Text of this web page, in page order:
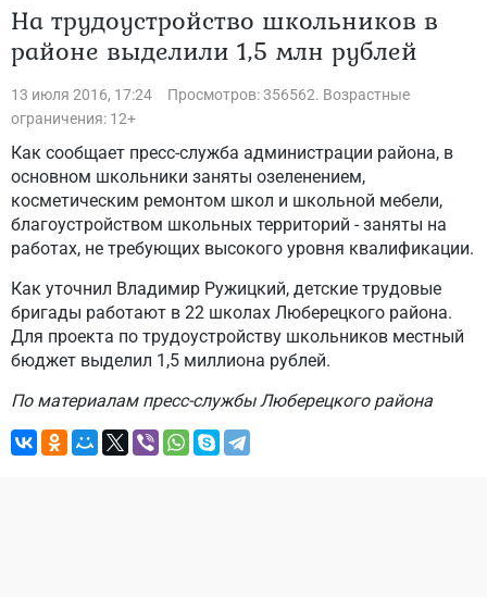
На трудоустройство школьников в
районе выделили 1,5 млн рублей
13 июля 2016, 17:24
Просмотров: 356562. Возрастные
ограничения: 12+
Как сообщает пресс-служба администрации района, в
основном школьники заняты озеленением,
косметическим ремонтом школ и школьной мебели,
благоустройством школьных территорий - заняты на
работах, не требующих высокого уровня квалификации.
Как уточнил Владимир Ружицкий, детские трудовые
бригады работают в 22 школах Люберецкого района.
Для проекта по трудоустройству школьников местный
бюджет выделил 1,5 миллиона рублей.
По материалам пресс-службы Люберецкого района